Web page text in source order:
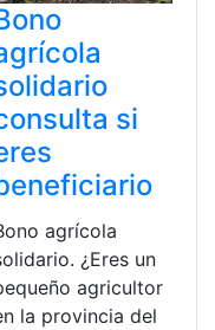
si
agrícola
¿Eres un
agricultor
la provincia del